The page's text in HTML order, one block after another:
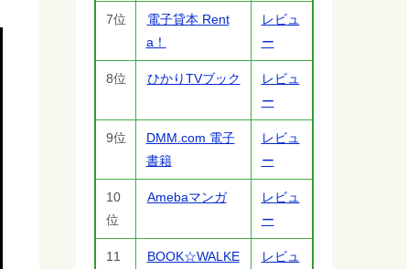
7位
電子貸本 Rent
a！
レビュ
ー
8位 ひかりTVブック
レビュ
ー
9位
DMM.com 電子
書籍
レビュ
ー
10
位
Amebaマンガ
レビュ
ー
11
BOOK☆WALKE
レビュ